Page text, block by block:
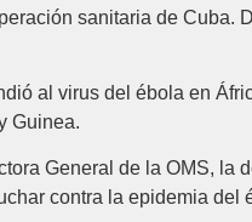
sanitaria de
al virus del ébola en
Guinea.
General de la OMS, la
contra la epidemia